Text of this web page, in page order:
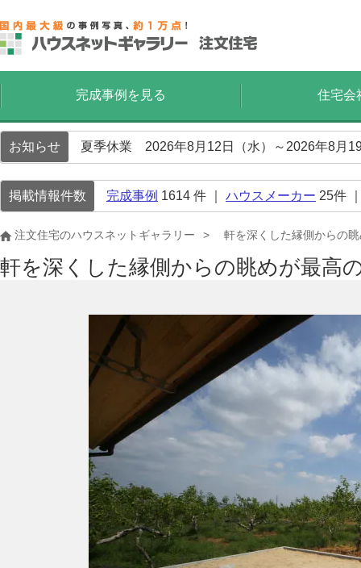
完成事例を見る 住宅会
お知らせ 夏季休業 2026年8月12日（水）～2026年8月
掲載情報件数 完成事例 1614 件 ｜ ハウスメーカー 25件
注文住宅のハウスネットギャラリー 軒を深くした縁側からの
軒を深くした縁側からの眺めが最高